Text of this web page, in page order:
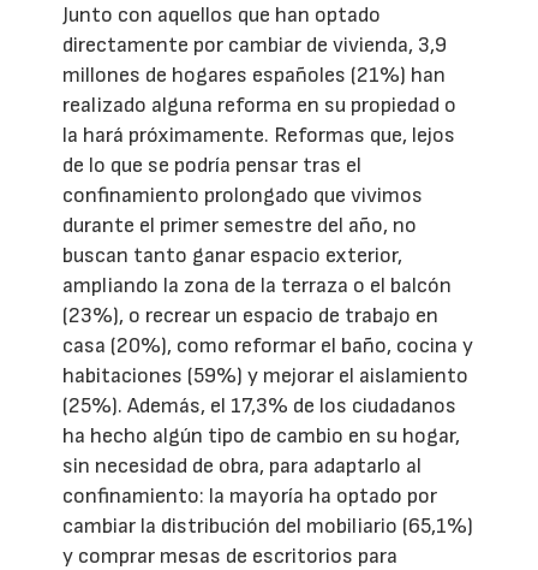
Junto con aquellos que han optado
directamente por cambiar de vivienda, 3,9
millones de hogares españoles (21%) han
realizado alguna reforma en su propiedad o
la hará próximamente. Reformas que, lejos
de lo que se podría pensar tras el
confinamiento prolongado que vivimos
durante el primer semestre del año, no
buscan tanto ganar espacio exterior,
ampliando la zona de la terraza o el balcón
(23%), o recrear un espacio de trabajo en
casa (20%), como reformar el baño, cocina y
habitaciones (59%) y mejorar el aislamiento
(25%). Además, el 17,3% de los ciudadanos
ha hecho algún tipo de cambio en su hogar,
sin necesidad de obra, para adaptarlo al
confinamiento: la mayoría ha optado por
cambiar la distribución del mobiliario (65,1%)
y comprar mesas de escritorios para